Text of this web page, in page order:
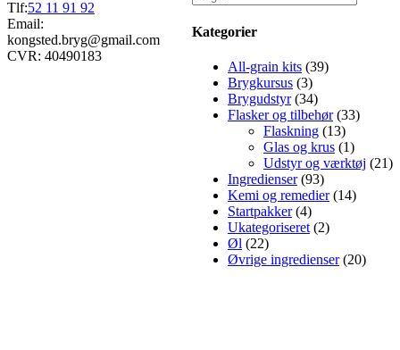
Kategorier
All-grain kits (39)
Brygkursus (3)
Brygudstyr (34)
Flasker og tilbehør (33)
Flaskning (13)
Glas og krus (1)
Udstyr og værktøj (21)
Ingredienser (93)
Kemi og remedier (14)
Startpakker (4)
Ukategoriseret (2)
Øl (22)
Øvrige ingredienser (20)
Tlf:52 11 91 92
Email:
kongsted.bryg@gmail.com
CVR: 40490183